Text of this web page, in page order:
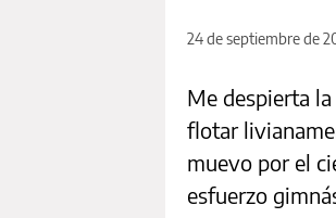
24 de septiembre de
Me despierta
flotar
muevo por el
esfuerzo